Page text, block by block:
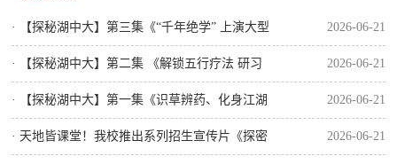
· 【探秘湖中大】第三集《“千年绝学” 上演大型
“修仙”现场》
2026-06-21
· 【探秘湖中大】第二集 《解锁五行疗法 研习
君臣佐使》
2026-06-21
· 【探秘湖中大】第一集《识草辨药、化身江湖
百晓生》
2026-06-21
· 天地皆课堂！我校推出系列招生宣传片《探密 2026-06-21